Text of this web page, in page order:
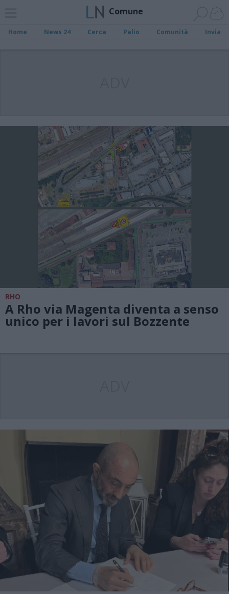
Comune
Home News 24 Cerca Palio Comunità Invia
RHO
A Rho via Magenta diventa a senso
unico per i lavori sul Bozzente